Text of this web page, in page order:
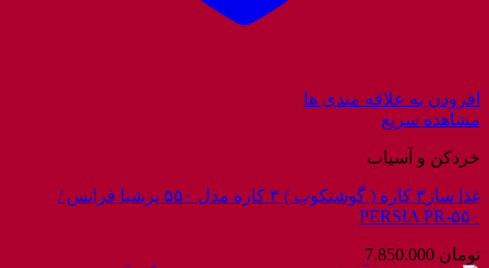
افزودن به علاقه مندی ها
مشاهده سریع
خردکن و آسیاب
غذا ساز۳ کاره ( گوشتکوب ) ۳ کاره مدل ۵۵۰ پرشیا فرانس /
PERSIA PR-۵۵۰
تومان